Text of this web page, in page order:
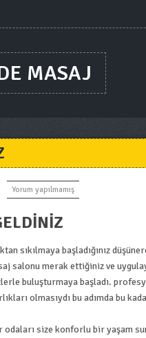
MASAJ
Yorum yapılmamış
sıkılmaya başladığınız
salonu merak ettiğiniz ve
buluşturmaya başladı.
olmasıydı bu adımda bu
odaları size konforlu bir yaşam